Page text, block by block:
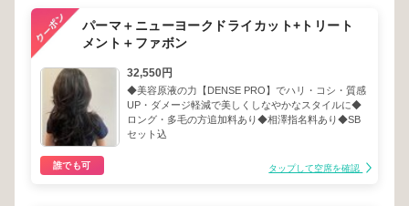
パーマ＋ニューヨークドライカット+トリート
メント＋ファボン
32,550円
◆美容原液の力【DENSE PRO】でハリ・コシ・質感
UP・ダメージ軽減で美しくしなやかなスタイルに◆
ロング・多毛の方追加料あり◆相澤指名料あり◆SB
セット込
誰でも可 タップして空席を確認